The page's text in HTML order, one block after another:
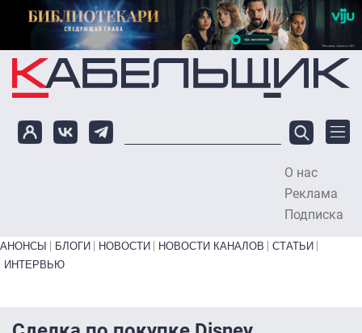
Перейти к основному содержанию
О нас
Реклама
Подписка
Primary links bottom
АНОНСЫ БЛОГИ НОВОСТИ НОВОСТИ КАНАЛОВ
СТАТЬИ
ИНТЕРВЬЮ